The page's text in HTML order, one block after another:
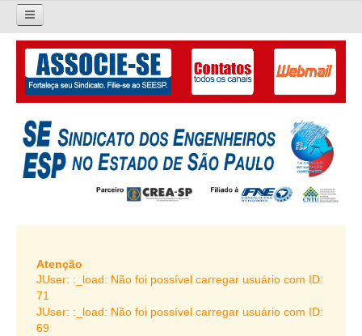
Pesquisar...
O SINDICATO
APRESENTAÇÃO
PALAVRA DO PRESIDENTE
DIRETORIA
LIVRO GESTÃO 2026-2029
SUBSEDES SINDICAIS
GALERIA EX-PRESIDENTES
Atenção
JUser: :_load: Não foi possível carregar usuário com ID:
71
JUser: :_load: Não foi possível carregar usuário com ID:
69